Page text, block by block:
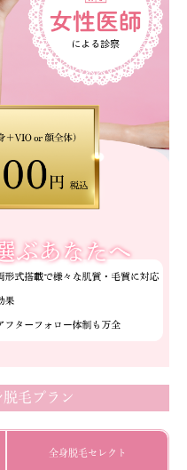
毛プラン
全身脱毛セレクト